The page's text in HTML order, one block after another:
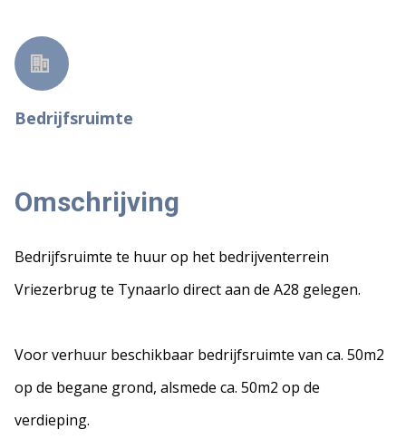
Bedrijfsruimte
Omschrijving
Bedrijfsruimte te huur op het bedrijventerrein
Vriezerbrug te Tynaarlo direct aan de A28 gelegen.
Voor verhuur beschikbaar bedrijfsruimte van ca. 50m2
op de begane grond, alsmede ca. 50m2 op de
verdieping.